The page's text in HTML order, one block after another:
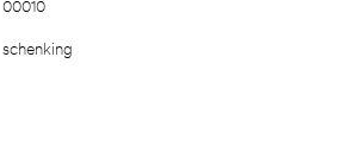
00010
schenking